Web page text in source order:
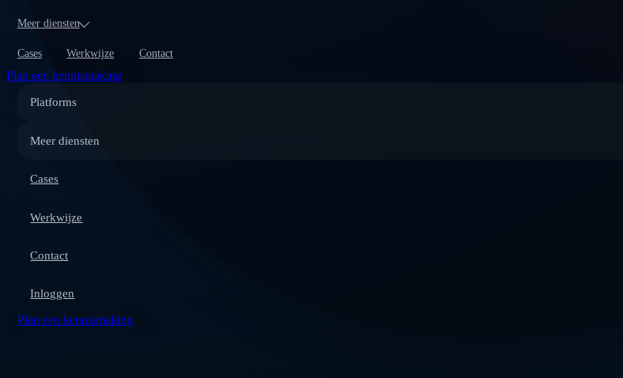
Meer diensten
Cases Werkwijze Contact
Plan een kennismaking
Platforms
Meer diensten
Cases
Werkwijze
Contact
Inloggen
Plan een kennismaking